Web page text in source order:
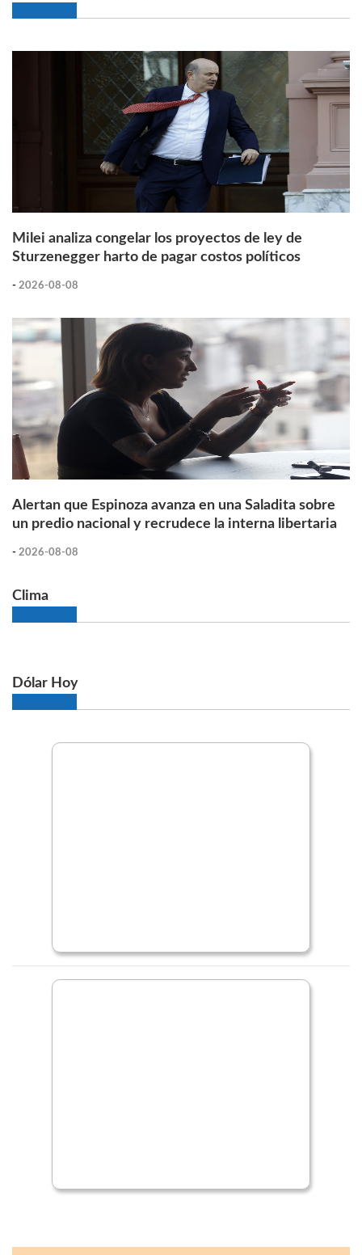
Milei analiza congelar los proyectos de ley de
Sturzenegger harto de pagar costos políticos
- 2026-08-08
Alertan que Espinoza avanza en una Saladita sobre
un predio nacional y recrudece la interna libertaria
- 2026-08-08
Clima
Dólar Hoy